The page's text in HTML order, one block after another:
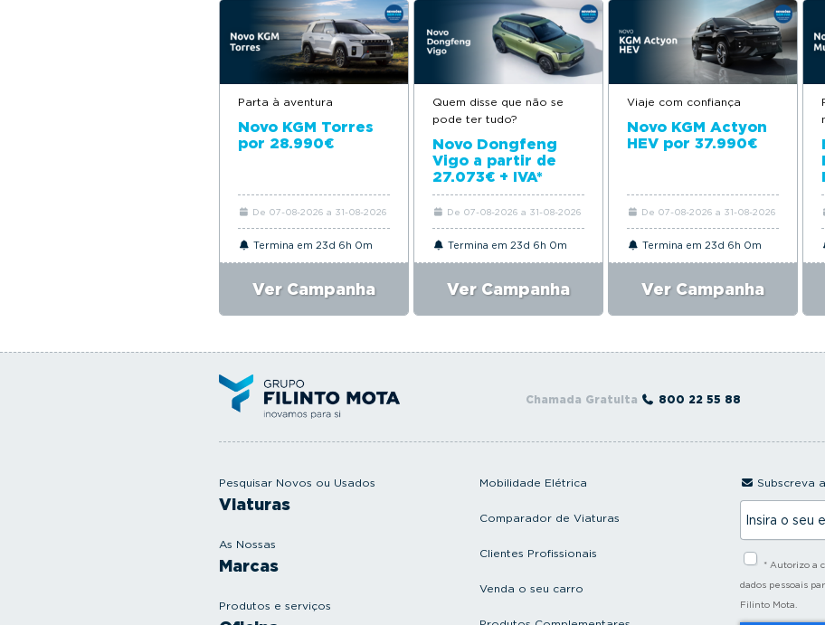
Parta à aventura
Novo KGM Torres
por 28.990€
De 07-08-2026 a 31-08-2026
Termina em 23d 6h 0m
Ver Campanha
Quem disse que não se
pode ter tudo?
Novo Dongfeng
Vigo a partir de
27.073€ + IVA*
De 07-08-2026 a 31-08-2026
Termina em 23d 6h 0m
Ver Campanha
Viaje com confiança
Novo KGM Actyon
HEV por 37.990€
De 07-08-2026 a 31-08-2026
Termina em 23d 6h 0m
Ver Campanha
Chamada Gratuita 800 22 55 88
Pesquisar Novos ou Usados
Viaturas
As Nossas
Marcas
Produtos e serviços
Mobilidade Elétrica
Comparador de Viaturas
Clientes Profissionais
Venda o seu carro
Subscreva
s
r
a
s
* Autorizo a
dados pessoais
Filinto Mota.